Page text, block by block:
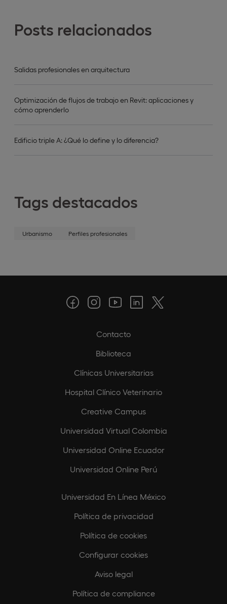
Posts relacionados
Salidas profesionales en arquitectura
Optimización de flujos de trabajo en Revit: aplicaciones y
cómo aprenderlo
Edificio triple A: ¿Qué lo define y lo diferencia?
Tags destacados
Urbanismo Perfiles profesionales
Contacto
Biblioteca
Clínicas Universitarias
Hospital Clínico Veterinario
Creative Campus
Universidad Virtual Colombia
Universidad Online Ecuador
Universidad Online Perú
Universidad En Línea México
Política de privacidad
Política de cookies
Configurar cookies
Aviso legal
Política de compliance